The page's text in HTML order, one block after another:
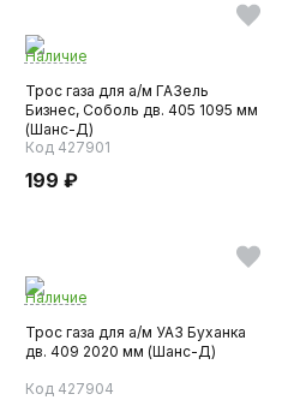
Наличие
Трос газа для а/м ГАЗель
Бизнес, Соболь дв. 405 1095 мм
(Шанс-Д)
Код 427901
199 ₽
Наличие
Трос газа для а/м УАЗ Буханка
дв. 409 2020 мм (Шанс-Д)
Код 427904